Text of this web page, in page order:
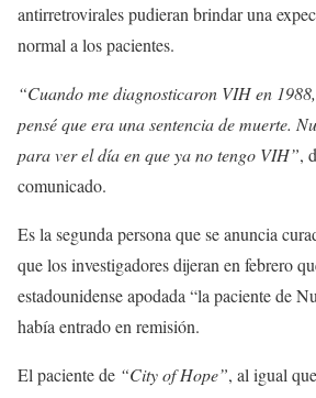
antirretrovirales pudieran brindar una
normal a los pacientes.
“Cuando me diagnosticaron VIH en
pensé que era una sentencia de muerte.
para ver el día en que ya no tengo VIH”,
comunicado.
Es la segunda persona que se anuncia
que los investigadores dijeran en febrero
estadounidense apodada “la paciente de
había entrado en remisión.
El paciente de “City of Hope”, al igual